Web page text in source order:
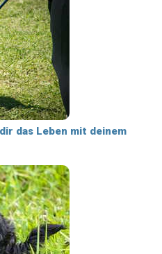
das Leben mit deinem